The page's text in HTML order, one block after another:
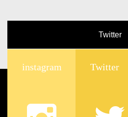
Twitter
@roundflatさんのツイート
instagram Twitter